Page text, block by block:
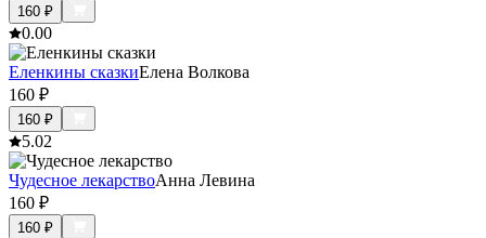
160 ₽
0.00
Еленкины сказкиЕлена Волкова
160 ₽
160 ₽
5.02
Чудесное лекарствоАнна Левина
160 ₽
160 ₽